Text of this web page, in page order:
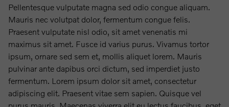
Pellentesque vulputate magna sed odio congue aliquam.
Mauris nec volutpat dolor, fermentum congue felis.
Praesent vulputate nisl odio, sit amet venenatis mi
maximus sit amet. Fusce id varius purus. Vivamus tortor
ipsum, ornare sed sem et, mollis aliquet lorem. Mauris
pulvinar ante dapibus orci dictum, sed imperdiet justo
fermentum. Lorem ipsum dolor sit amet, consectetur
adipiscing elit. Praesent vitae sem sapien. Quisque vel